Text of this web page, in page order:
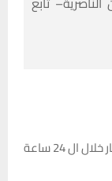
شهد قضاء الشطرة أعلى معدل لتساقط الأمطار خلال ال 24 ساعة